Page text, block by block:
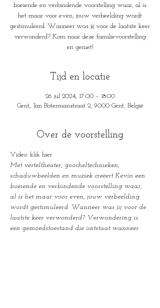
boeiende en verbindende voorstelling waar, al is
het maar voor even, jouw verbeelding wordt
gestimuleerd. Wanneer was jij voor de laatste keer
verwonderd? Kom naar deze familievoorstelling
en geniet!
Tijd en locatie
26 jul 2024, 17:00 – 18:00
Gent, Jan Botermanstraat 2, 9000 Gent, België
Over de voorstelling
Video: klik hier
Met verteltheater, goocheltechnieken,
schaduwbeelden en muziek creëert Kevin een
boeiende en verbindende voorstelling waar,
al is het maar voor even, jouw verbeelding
wordt gestimuleerd. Wanneer was jij voor de
laatste keer verwonderd? Verwondering is
een gemoedstoestand die ontstaat wanneer